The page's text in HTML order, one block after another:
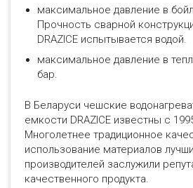
максимальное давление в
Прочность сварной
DRAZICE испытывается водой.
максимальное давление в
бар.
В Беларуси чешские
емкости DRAZICE известны с
Многолетнее традиционное
использование материалов
производителей заслужили
качественного продукта.